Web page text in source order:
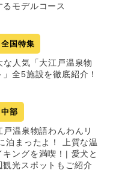
モデルコース
全国特集
な人気「大江戸温泉物
全5施設を徹底紹介！
中部
戸温泉物語わんわんリ
泊まったよ！ 上質な温
ングを満喫！| 愛犬と
光スポットもご紹介